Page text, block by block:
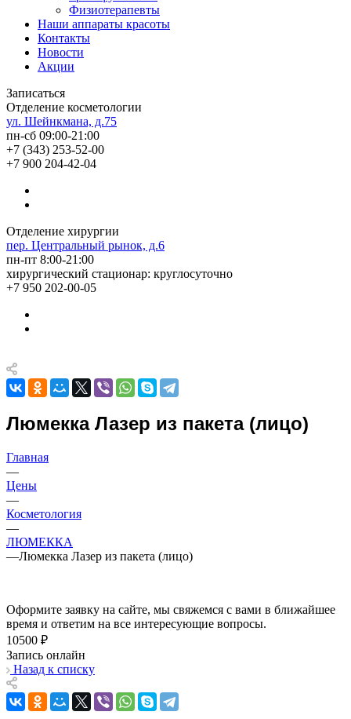
Физиотерапевты
Наши аппараты красоты
Контакты
Новости
Акции
Записаться
Отделение косметологии
ул. Шейнкмана, д.75
пн-сб 09:00-21:00
+7 (343) 253-52-00
+7 900 204-42-04
Отделение хирургии
пер. Центральный рынок, д.6
пн-пт 8:00-21:00
хирургический стационар: круглосуточно
+7 950 202-00-05
Люмекка Лазер из пакета (лицо)
Главная
—
Цены
—
Косметология
—
ЛЮМЕККА
—Люмекка Лазер из пакета (лицо)
Оформите заявку на сайте, мы свяжемся с вами в ближайшее
время и ответим на все интересующие вопросы.
10500 ₽
Запись онлайн
Назад к списку